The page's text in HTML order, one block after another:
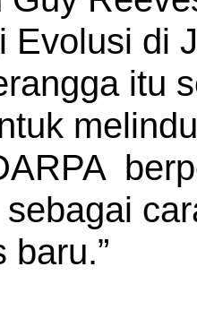
Evolusi di
itu
baru.”